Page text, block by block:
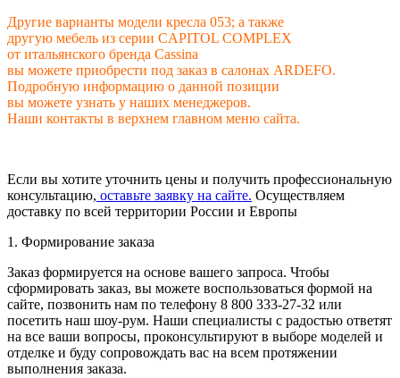
Другие варианты модели кресла 053; а также
другую мебель из серии CAPITOL COMPLEX
от итальянского бренда Cassina
вы можете приобрести под заказ в салонах ARDEFO.
Подробную информацию о данной позиции
вы можете узнать у наших менеджеров.
Наши контакты в верхнем главном меню сайта.
Если вы хотите уточнить цены и получить профессиональную
консультацию, оставьте заявку на сайте. Осуществляем
доставку по всей территории России и Европы
1. Формирование заказа
Заказ формируется на основе вашего запроса. Чтобы
сформировать заказ, вы можете воспользоваться формой на
сайте, позвонить нам по телефону 8 800 333-27-32 или
посетить наш шоу-рум. Наши специалисты с радостью ответят
на все ваши вопросы, проконсультируют в выборе моделей и
отделке и буду сопровождать вас на всем протяжении
выполнения заказа.